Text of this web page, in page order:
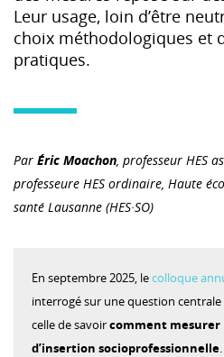
Leur usage, loin d’être
choix méthodologiques et
pratiques.
Par Éric Moachon, professeur HES
professeure HES ordinaire, Haute
santé Lausanne (HES·SO)
En septembre 2025, lecolloque
interrogé sur une question
celle de savoircomment mesurer
d’insertion socioprofessionnelle